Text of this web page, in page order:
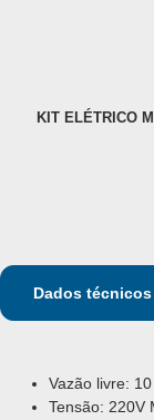
KIT ELÉTRICO
Dados técnicos
Vazão livre:
Tensão: 220V